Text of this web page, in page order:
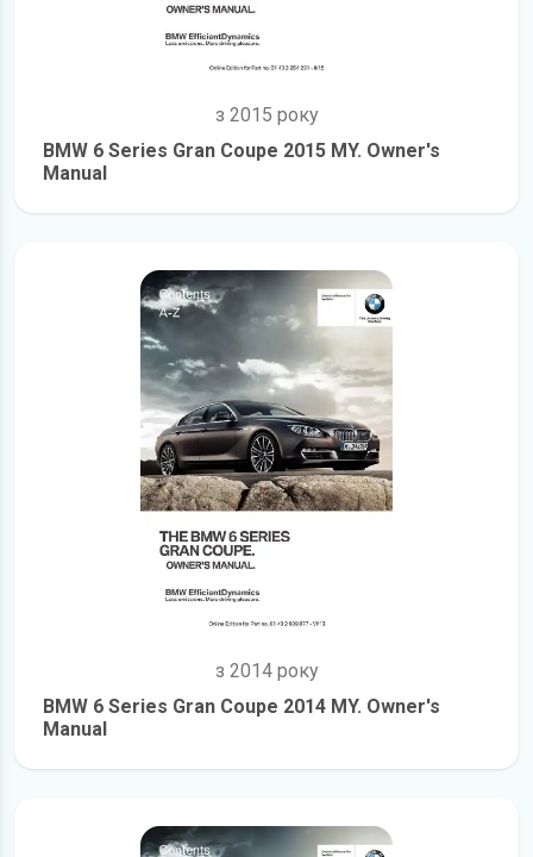
з 2015 року
BMW 6 Series Gran Coupe 2015 MY. Owner's
Manual
з 2014 року
BMW 6 Series Gran Coupe 2014 MY. Owner's
Manual